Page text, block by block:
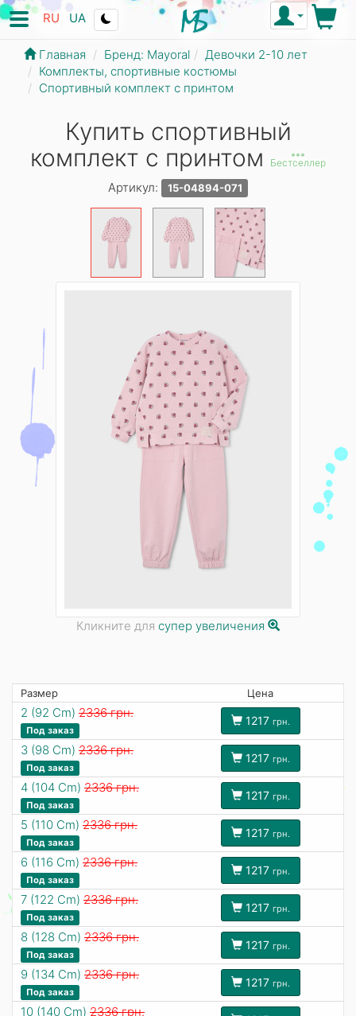
RU UA
Главная Бренд: Mayoral
Девочки 2-10 лет
Комплекты, спортивные костюмы
Спортивный комплект с принтом
Купить спортивный
комплект с принтом
***
Бестселлер
Артикул: 15-04894-071
Кликните для супер увеличения
Размер Цена
2 (92 Cm) 2336 грн.
Под заказ
1217 грн.
3 (98 Cm) 2336 грн.
Под заказ
1217 грн.
4 (104 Cm) 2336 грн.
Под заказ
1217 грн.
5 (110 Cm) 2336 грн.
Под заказ
1217 грн.
6 (116 Cm) 2336 грн.
Под заказ
1217 грн.
7 (122 Cm) 2336 грн.
Под заказ
1217 грн.
8 (128 Cm) 2336 грн.
Под заказ
1217 грн.
9 (134 Cm) 2336 грн.
Под заказ
1217 грн.
10 (140 Cm) 2336 грн.